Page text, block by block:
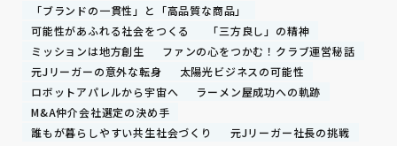
「ブランドの一貫性」と「高品質な商品」
可能性があふれる社会をつくる
「三方良し」の精神
ミッションは地方創生
ファンの心をつかむ！クラブ運営秘話
元Jリーガーの意外な転身
太陽光ビジネスの可能性
ロボットアパレルから宇宙へ
ラーメン屋成功への軌跡
M&A仲介会社選定の決め手
誰もが暮らしやすい共生社会づくり
元Jリーガー社長の挑戦